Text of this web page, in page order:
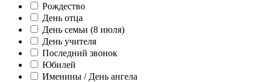
Рождество
День отца
День семьи (8 июля)
День учителя
Последний звонок
Юбилей
Именины / День ангела